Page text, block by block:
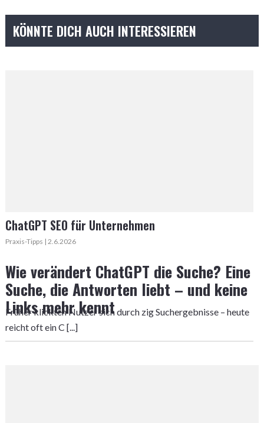
KÖNNTE DICH AUCH INTERESSIEREN
ChatGPT SEO für Unternehmen
Praxis-Tipps | 2.6.2026
Wie verändert ChatGPT die Suche? Eine
Suche, die Antworten liebt – und keine
Links mehr kennt
Früher klickten Nutzer sich durch zig Suchergebnisse – heute
reicht oft ein C [...]